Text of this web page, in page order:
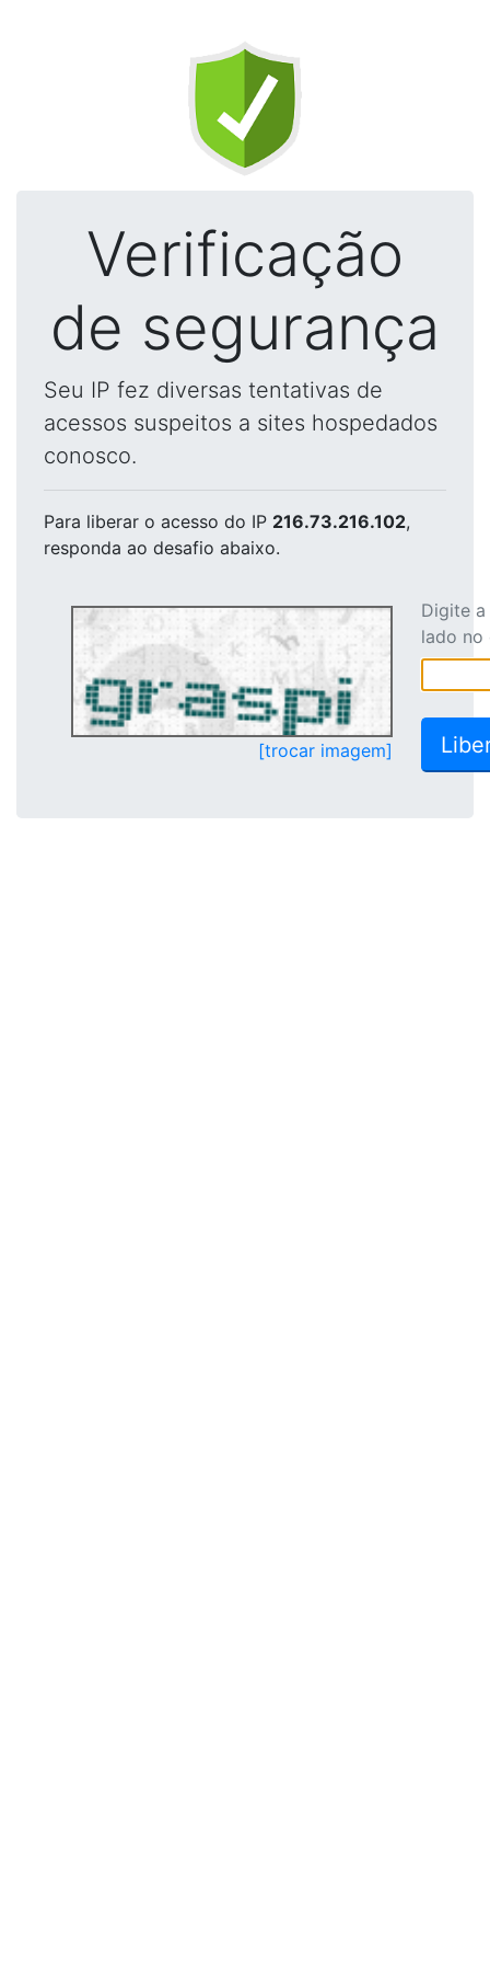
Verificação
de segurança
Seu IP fez diversas tentativas de
acessos suspeitos a sites hospedados
conosco.
Para liberar o acesso do IP 216.73.216.102,
responda ao desafio abaixo.
[trocar imagem]
Digite
lado no